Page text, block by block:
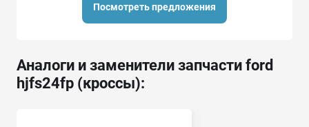
Посмотреть предложения
Аналоги и заменители запчасти ford
hjfs24fp (кроссы):